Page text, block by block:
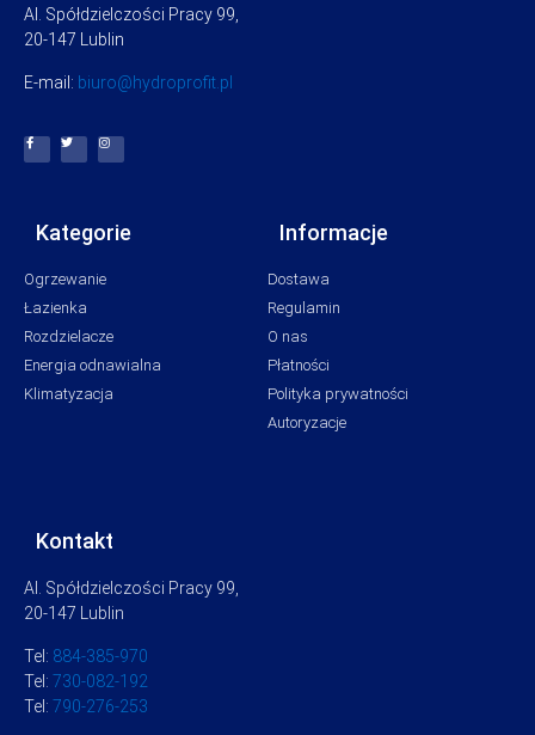
Al. Spółdzielczości Pracy 99,
20-147 Lublin
E-mail: biuro@hydroprofit.pl
Kategorie
Ogrzewanie
Łazienka
Rozdzielacze
Energia odnawialna
Klimatyzacja
Informacje
Dostawa
Regulamin
O nas
Płatności
Polityka prywatności
Autoryzacje
Kontakt
Al. Spółdzielczości Pracy 99,
20-147 Lublin
Tel: 884-385-970
Tel: 730-082-192
Tel: 790-276-253